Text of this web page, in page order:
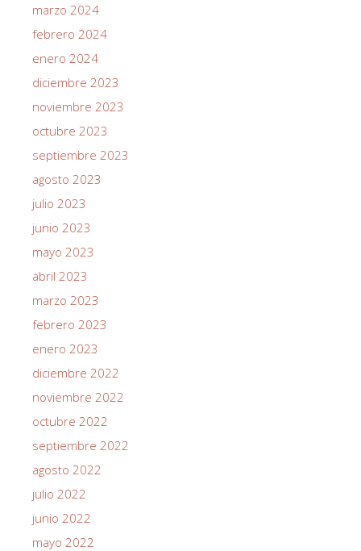
marzo 2024
febrero 2024
enero 2024
diciembre 2023
noviembre 2023
octubre 2023
septiembre 2023
agosto 2023
julio 2023
junio 2023
mayo 2023
abril 2023
marzo 2023
febrero 2023
enero 2023
diciembre 2022
noviembre 2022
octubre 2022
septiembre 2022
agosto 2022
julio 2022
junio 2022
mayo 2022